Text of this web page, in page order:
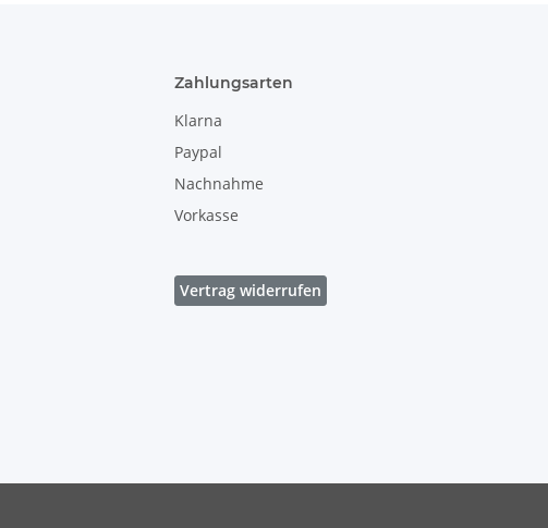
Zahlungsarten
Klarna
Paypal
Nachnahme
Vorkasse
Vertrag widerrufen